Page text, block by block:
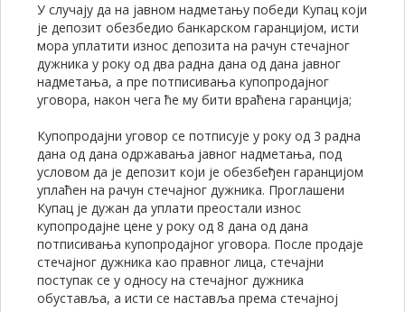
У случају да на јавном надметању победи Купац који
је депозит обезбедио банкарском гаранцијом, исти
мора уплатити износ депозита на рачун стечајног
дужника у року од два радна дана од дана јавног
надметања, а пре потписивања купопродајног
уговора, након чега ће му бити враћена гаранција;
Купопродајни уговор се потписује у року од 3 радна
дана од дана одржавања јавног надметања, под
условом да је депозит који је обезбеђен гаранцијом
уплаћен на рачун стечајног дужника. Проглашени
Купац је дужан да уплати преостали износ
купопродајне цене у року од 8 дана од дана
потписивања купопродајног уговора. После продаје
стечајног дужника као правног лица, стечајни
поступак се у односу на стечајног дужника
обуставља, а исти се наставља према стечајној